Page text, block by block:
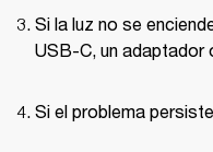
Si la luz no se
USB-C, un adaptador
Si el problema persiste